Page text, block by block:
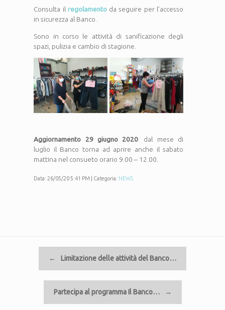
Consulta il regolamentoda seguire per l’accesso
in sicurezza al Banco.
Sono in corso le attività di sanificazione degli
spazi, pulizia e cambio di stagione.
Aggiornamento 29 giugno 2020: dal mese di
luglio il Banco torna ad aprire anche il sabato
mattina nel consueto orario 9.00 – 12.00.
Data: 26/05/20 5:41 PM | Categoria: NEWS
←
Limitazione delle attività del Banco…
Partecipa al programma Il Banco… →